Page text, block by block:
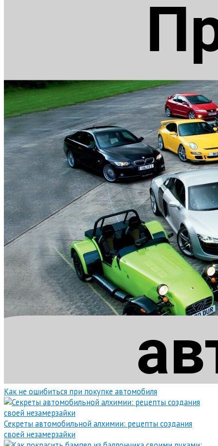
Как не ошибиться при покупке автомобиля
Секреты автомобильной алхимии: рецепты создания
своей незамерзайки